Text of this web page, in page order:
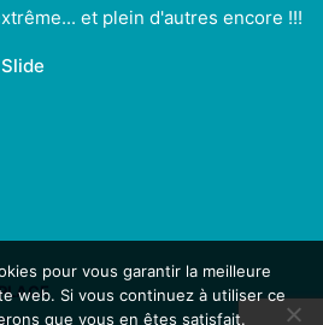
et plein d'autres encore !!!
pour vous garantir la meilleure
web. Si vous continuez à utiliser ce
que vous en êtes satisfait.